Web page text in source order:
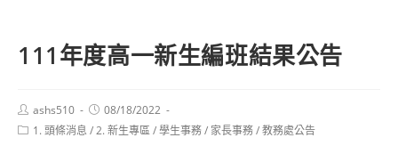
111年度高一新生編班結果公告
Post
author:
ashs510
Post
published:
08/18/2022
Post1. 頭條消息 /2. 新生專區/學生事務/ 家長事務/教務處公告